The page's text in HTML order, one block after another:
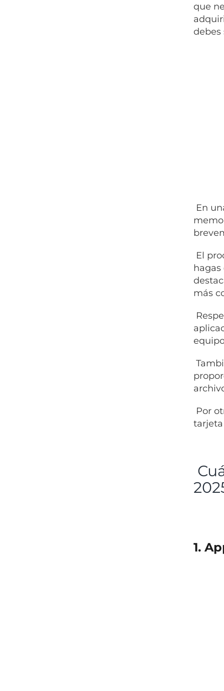
que
debes
En
El
hagas
más
Por
1.